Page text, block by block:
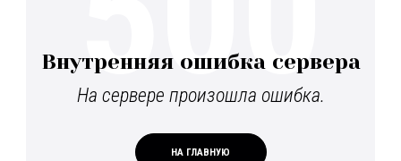
Внутренняя ошибка сервера
На сервере произошла ошибка.
НА ГЛАВНУЮ